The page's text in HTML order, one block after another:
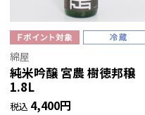
綿屋
純米吟醸 宮農 樹徳邦穣
1.8L
税込 4,400円